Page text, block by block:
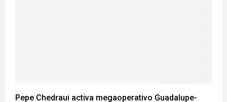
Pepe Chedraui activa megaoperativo Guadalupe-